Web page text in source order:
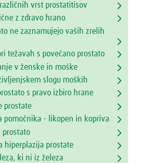
vrst prostatitisov
z zdravo hrano
ne zaznamujejo vaših zrelih
težavah s povečano prostato
v ženske in moške
slogu moških
s pravo izbiro hrane
prostate
pomočnika - likopen in kopriva
prostato
hiperplazija prostate
ki ni iz železa